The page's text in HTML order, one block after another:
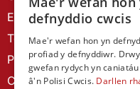
Ein Hanes
Telerau ac Amodau
Polisi Preifatrwydd
Cysylltu â ni
defnyddio cwcis
Mae'r wefan hon yn
profiad y defnyddiwr.
gwefan rydych yn
â'n Polisi Cwcis. Darllen